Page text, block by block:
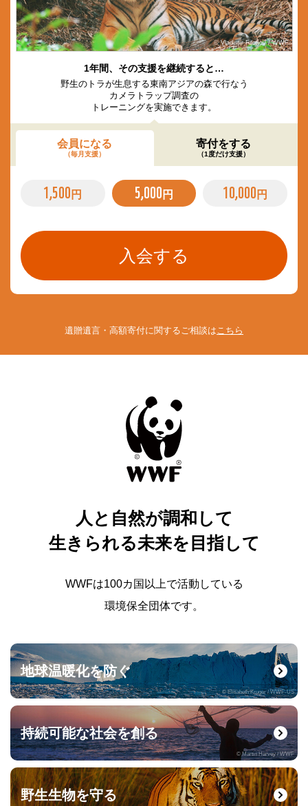
© Vladimir Filonov / WWF
1年間、その支援を継続すると…
野生のトラが生息する東南アジアの森で行なう
カメラトラップ調査の
トレーニングを実施できます。
会員になる
（毎月支援）
寄付をする
（1度だけ支援）
1,500 円 5,000 円 10,000 円
遺贈遺言・高額寄付に関するご相談は こちら
人と自然が調和して
生きられる未来を目指して
WWFは100カ国以上で活動している
環境保全団体です。
地球温暖化を防ぐ
© Elisabeth Kruger / WWF-US
持続可能な社会を創る
© Martin Harvey / WWF
野生生物を守る